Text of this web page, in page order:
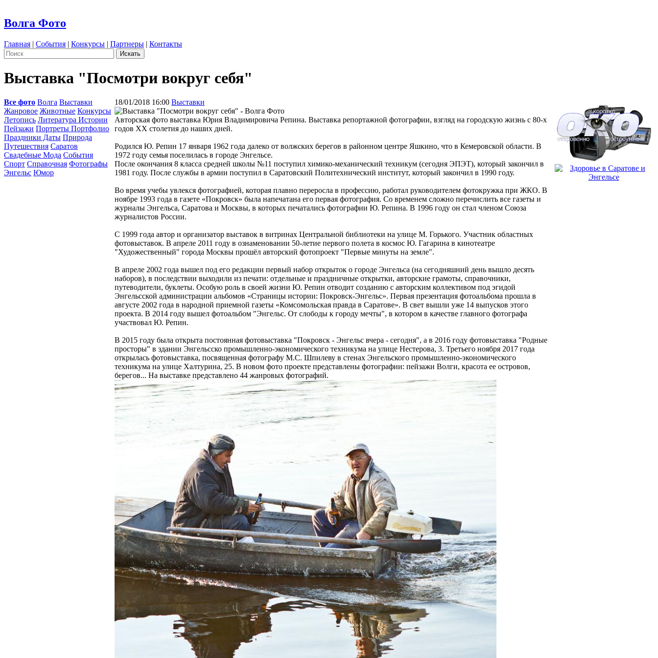
Волга Фото
Главная | События | Конкурсы | Партнеры | Контакты
Выставка "Посмотри вокруг себя"
Все фото Волга Выставки
Жанровое Животные Конкурсы
Летопись Литература Истории
Пейзажи Портреты Портфолио
Праздники Даты Природа
Путешествия Саратов
Свадебные Мода События
Спорт Справочная Фотографы
Энгельс Юмор
18/01/2018 16:00 Выставки
Авторская фото выставка Юрия Владимировича Репина. Выставка репортажной фотографии, взгляд на городскую жизнь с 80-х
годов ХХ столетия до наших дней.
Родился Ю. Репин 17 января 1962 года далеко от волжских берегов в районном центре Яшкино, что в Кемеровской области. В
1972 году семья поселилась в городе Энгельсе.
После окончания 8 класса средней школы №11 поступил химико-механический техникум (сегодня ЭПЭТ), который закончил в
1981 году. После службы в армии поступил в Саратовский Политехнический институт, который закончил в 1990 году.
Во время учебы увлекся фотографией, которая плавно переросла в профессию, работал руководителем фотокружка при ЖКО. В
ноябре 1993 года в газете «Покровск» была напечатана его первая фотография. Со временем сложно перечислить все газеты и
журналы Энгельса, Саратова и Москвы, в которых печатались фотографии Ю. Репина. В 1996 году он стал членом Союза
журналистов России.
С 1999 года автор и организатор выставок в витринах Центральной библиотеки на улице М. Горького. Участник областных
фотовыставок. В апреле 2011 году в ознаменовании 50-летие первого полета в космос Ю. Гагарина в кинотеатре
"Художественный" города Москвы прошёл авторский фотопроект "Первые минуты на земле".
В апреле 2002 года вышел под его редакции первый набор открыток о городе Энгельса (на сегодняшний день вышло десять
наборов), в последствии выходили из печати: отдельные и праздничные открытки, авторские грамоты, справочники,
путеводители, буклеты. Особую роль в своей жизни Ю. Репин отводит созданию с авторским коллективом под эгидой
Энгельсской администрации альбомов «Страницы истории: Покровск-Энгельс». Первая презентация фотоальбома прошла в
августе 2002 года в народной приемной газеты «Комсомольская правда в Саратове». В свет вышли уже 14 выпусков этого
проекта. В 2014 году вышел фотоальбом "Энгельс. От слободы к городу мечты", в котором в качестве главного фотографа
участвовал Ю. Репин.
В 2015 году была открыта постоянная фотовыставка "Покровск - Энгельс вчера - сегодня", а в 2016 году фотовыставка "Родные
просторы" в здании Энгельсско промышленно-экономического техникума на улице Нестерова, 3. Третьего ноября 2017 года
открылась фотовыставка, посвященная фотографу М.С. Шпилеву в стенах Энгельского промышленно-экономического
техникума на улице Халтурина, 25. В новом фото проекте представлены фотографии: пейзажи Волги, красота ее островов,
берегов... На выставке представлено 44 жанровых фотографий.